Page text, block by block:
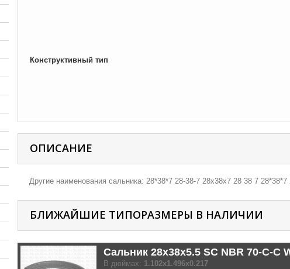
Конструктивный тип
ОПИСАНИЕ
Другие наименования сальника: 28*38*7 28-38-7 28х38х7 28 38 7
БЛИЖАЙШИЕ ТИПОРАЗМЕРЫ В НАЛИЧИИ
Сальник 28x38x5.5 SC NBR 70-C-C
В дюймах: 1.102x1.496x0.217